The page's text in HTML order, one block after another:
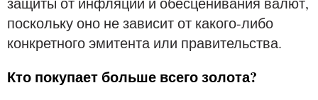
поскольку оно не зависит от какого-либо
конкретного эмитента или правительства.
Кто покупает больше всего золота?